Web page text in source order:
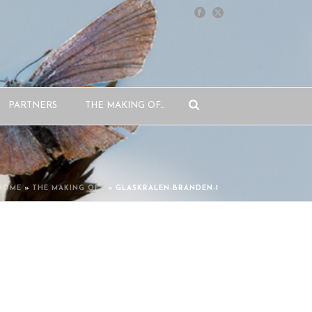
PARTNERS THE MAKING OF…
» THE MAKING OF… » GLASKRALEN-BRANDEN-1